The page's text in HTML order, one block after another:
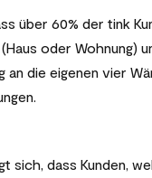
über 60% der tink
oder Wohnung)
an die eigenen vier
sich, dass Kunden,